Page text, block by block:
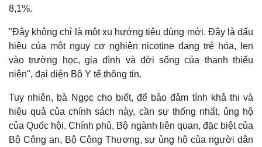
Quan sát
Cuộc sống đó đây
Hồ sơ
Video
Ảnh
E-Magazine
8,1%.
"Đây không chỉ là một xu hướng tiêu dùng mới. Đây là dấu
hiệu của một nguy cơ nghiện nicotine đang trẻ hóa, len
vào trường học, gia đình và đời sống của thanh thiếu
niên", đại diện Bộ Y tế thông tin.
Tuy nhiên, bà Ngọc cho biết, để bảo đảm tính khả thi và
hiệu quả của chính sách này, cần sự thống nhất, ủng hộ
của Quốc hội, Chính phủ, Bộ ngành liên quan, đặc biệt của
Bộ Công an, Bộ Công Thương, sự ủng hộ của người dân